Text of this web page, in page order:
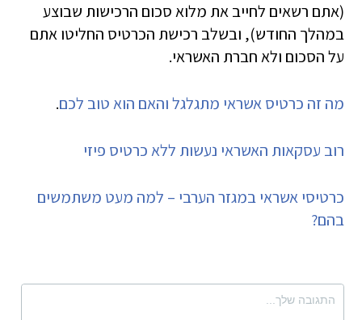
(אתם רשאים לחייב את מלוא סכום הרכישות שבוצע
במהלך החודש), ובשלב רכישת הכרטיס החליטו אתם
על הסכום ולא חברת האשראי.
מה זה כרטיס אשראי מתגלגל והאם הוא טוב לכם.
רוב עסקאות האשראי נעשות ללא כרטיס פיזי
כרטיסי אשראי במגזר הערבי – למה מעט משתמשים
בהם?